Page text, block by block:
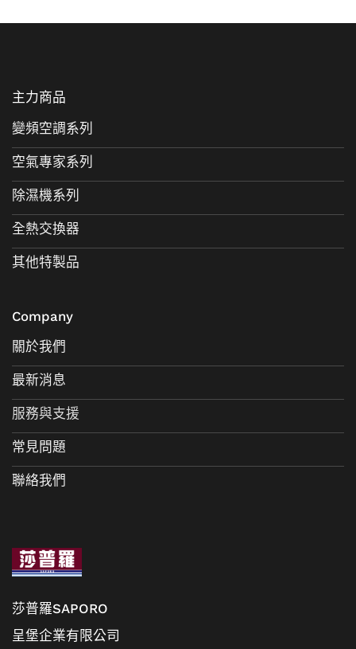
莎普羅SAPORO
呈堡企業有限公司
主力商品
變頻空調系列
空氣專家系列
除濕機系列
全熱交換器
其他特製品
Company
關於我們
最新消息
服務與支援
常見問題
聯絡我們